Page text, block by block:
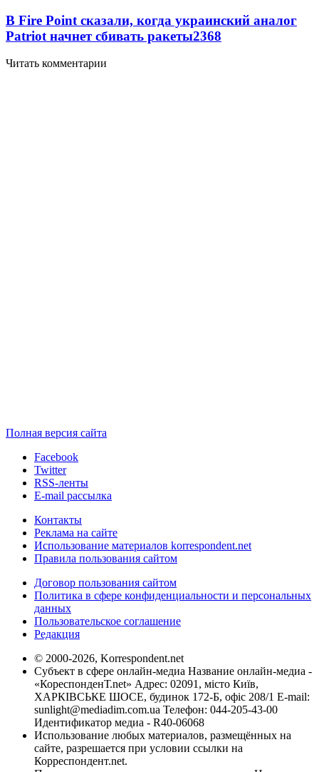
В Fire Point сказали, когда украинский аналог
Patriot начнет сбивать ракеты2368
Читать комментарии
Полная версия сайта
Facebook
Twitter
RSS-ленты
E-mail рассылка
Контакты
Реклама на сайте
Использование материалов korrespondent.net
Правила пользования сайтом
Договор пользования сайтом
Политика в сфере конфиденциальности и персональных
данных
Пользовательское соглашение
Редакция
© 2000-2026, Korrespondent.net
Субъект в сфере онлайн-медиа Название онлайн-медиа -
«КореспонденТ.net» Адрес: 02091, місто Київ,
ХАРКІВСЬКЕ ШОСЕ, будинок 172-Б, офіс 208/1 E-mail:
sunlight@mediadim.com.ua Телефон: 044-205-43-00
Идентификатор медиа - R40-06068
Использование любых материалов, размещённых на
сайте, разрешается при условии ссылки на
Корреспондент.net.